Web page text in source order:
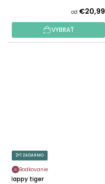
od €20,99
VYBRAŤ
2+1 ZADARMO
Bodkovanie
Happy tiger